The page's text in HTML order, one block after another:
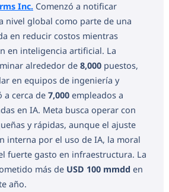
Inc. Comenzó a notificar
nivel global como parte de una
en reducir costos mientras
en inteligencia artificial. La
alrededor de 8,000 puestos,
en equipos de ingeniería y
a cerca de 7,000 empleados a
en IA. Meta busca operar con
y rápidas, aunque el ajuste
interna por el uso de IA, la moral
fuerte gasto en infraestructura. La
más de USD 100 mmdd en
año.